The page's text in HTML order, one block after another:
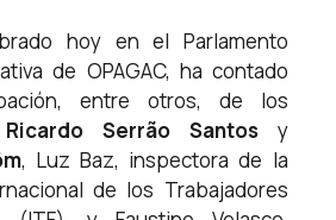
hoy en el Parlamento
de OPAGAC, ha contado
entre otros, de los
Ricardo Serrão Santos y
, Luz Baz, inspectora de la
de los Trabajadores